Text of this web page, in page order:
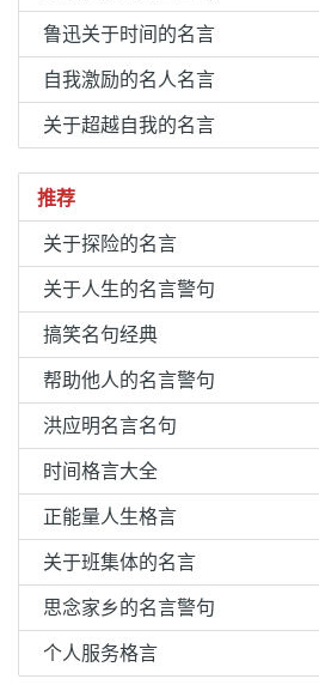
鲁迅关于时间的名言
自我激励的名人名言
关于超越自我的名言
推荐
关于探险的名言
关于人生的名言警句
搞笑名句经典
帮助他人的名言警句
洪应明名言名句
时间格言大全
正能量人生格言
关于班集体的名言
思念家乡的名言警句
个人服务格言